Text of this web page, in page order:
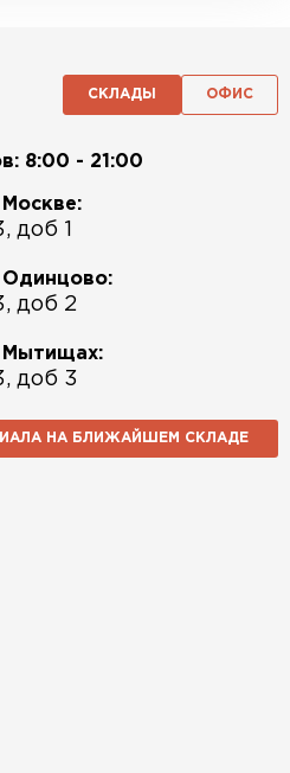
СКЛАДЫ ОФИС
8:00 - 21:00
доб 1
Одинцово:
доб 2
Мытищах:
доб 3
НА БЛИЖАЙШЕМ СКЛАДЕ